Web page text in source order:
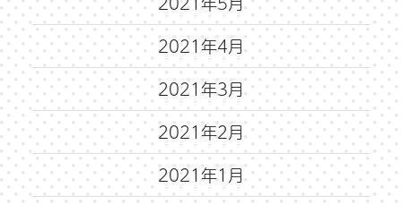
2021年4月
2021年3月
2021年2月
2021年1月